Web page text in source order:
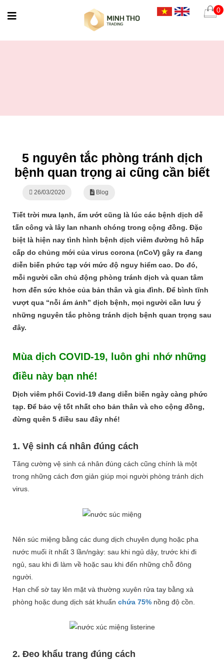
0
5 nguyên tắc phòng tránh dịch
bệnh quan trọng ai cũng cần biết
26/03/2020 Blog
Tiết trời mưa lạnh, ẩm ướt cũng là lúc các bệnh dịch dễ
tấn công và lây lan nhanh chóng trong cộng đồng. Đặc
biệt là hiện nay tình hình bệnh dịch viêm đường hô hấp
cấp do chủng mới của virus corona (nCoV) gây ra đang
diễn biến phức tạp với mức độ nguy hiểm cao. Do đó,
mỗi người cần chủ động phòng tránh dịch và quan tâm
hơn đến sức khỏe của bản thân và gia đình. Để bình tĩnh
vượt qua “nỗi ám ảnh” dịch bệnh, mọi người cần lưu ý
những nguyên tắc phòng tránh dịch bệnh quan trọng sau
đây.
Mùa dịch COVID-19, luôn ghi nhớ những
điều này bạn nhé!
Dịch viêm phổi Covid-19 đang diễn biến ngày càng phức
tạp. Để bảo vệ tốt nhất cho bản thân và cho cộng đồng,
đừng quên 5 điều sau đây nhé!
1. Vệ sinh cá nhân đúng cách
Tăng cường vệ sinh cá nhân đúng cách cũng chính là một
trong những cách đơn giản giúp mọi người phòng tránh dịch
virus.
Nên súc miệng bằng các dung dịch chuyên dụng hoặc pha
nước muối ít nhất 3 lần/ngày: sau khi ngủ dậy, trước khi đi
ngủ, sau khi đi làm về hoặc sau khi đến những chỗ đông
người.
Hạn chế sờ tay lên mặt và thường xuyên rửa tay bằng xà
phòng hoặc dung dịch sát khuẩn chứa 75% nồng độ cồn.
2. Đeo khẩu trang đúng cách